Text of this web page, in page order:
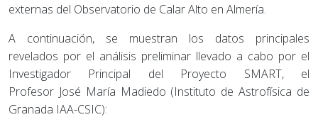
externas del Observatorio de Calar Alto en Almería.
A continuación, se muestran los datos principales
revelados por el análisis preliminar llevado a cabo por el
Investigador Principal del Proyecto SMART, el
Profesor José María Madiedo (Instituto de Astrofísica de
Granada IAA-CSIC):